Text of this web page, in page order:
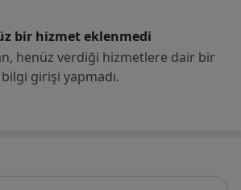
bir hizmet eklenmedi
henüz verdiği hizmetlere dair bir
bilgi girişi yapmadı.